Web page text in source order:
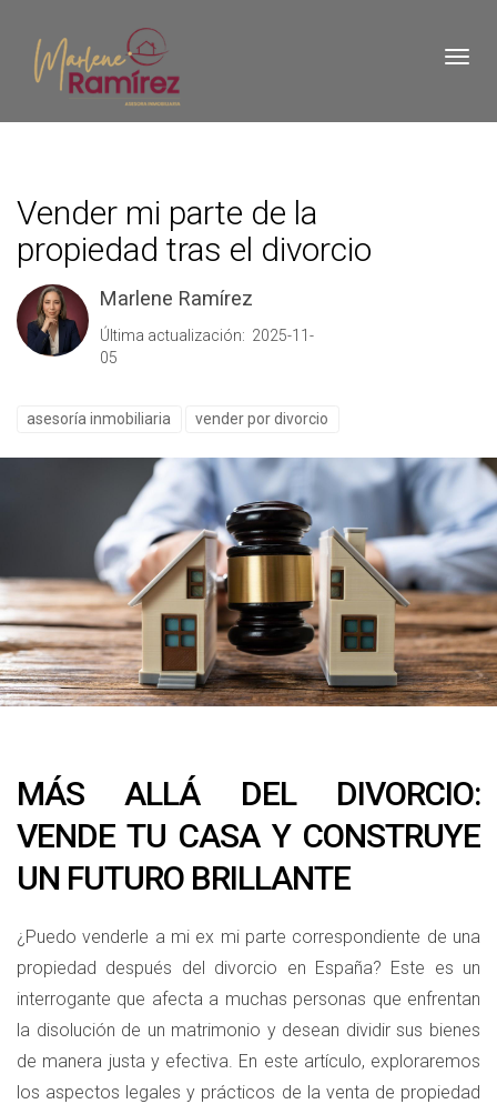
Vender mi parte de la
propiedad tras el divorcio
Marlene Ramírez
Última actualización: 2025-11-
05
asesoría inmobiliaria vender por divorcio
MÁS ALLÁ DEL DIVORCIO:
VENDE TU CASA Y CONSTRUYE
UN FUTURO BRILLANTE
¿Puedo venderle a mi ex mi parte correspondiente de una
propiedad después del divorcio en España? Este es un
interrogante que afecta a muchas personas que enfrentan
la disolución de un matrimonio y desean dividir sus bienes
de manera justa y efectiva. En este artículo, exploraremos
los aspectos legales y prácticos de la venta de propiedad